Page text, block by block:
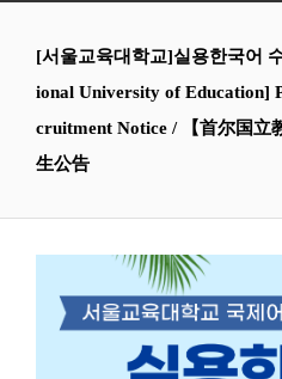
[서울교육대학교]실용한국어
ional University of Education]
cruitment Notice / 【首尔国立
生公告